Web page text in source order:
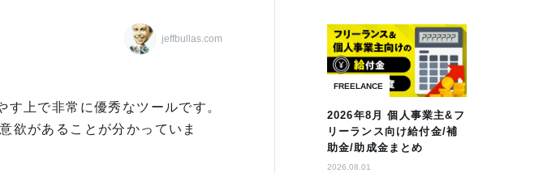
jeffbullas.com
上で非常に優秀なツールです。
欲があることが分かっていま
FREELANCE
2026年8月 個人事業主&フ
リーランス向け給付金/補
助金/助成金まとめ
2026.08.01